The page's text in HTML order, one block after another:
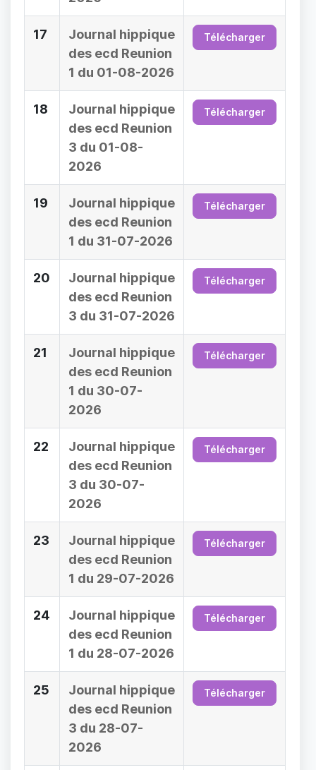
17
Journal hippique
des ecd Reunion
1 du 01-08-2026
Télécharger
18
Journal hippique
des ecd Reunion
3 du 01-08-
2026
Télécharger
19
Journal hippique
des ecd Reunion
1 du 31-07-2026
Télécharger
20
Journal hippique
des ecd Reunion
3 du 31-07-2026
Télécharger
21
Journal hippique
des ecd Reunion
1 du 30-07-
2026
Télécharger
22
Journal hippique
des ecd Reunion
3 du 30-07-
2026
Télécharger
23
Journal hippique
des ecd Reunion
1 du 29-07-2026
Télécharger
24
Journal hippique
des ecd Reunion
1 du 28-07-2026
Télécharger
25
Journal hippique
des ecd Reunion
3 du 28-07-
2026
Télécharger